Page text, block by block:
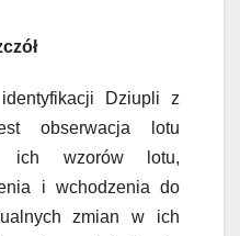
Dziupli z
obserwacja lotu
ich wzorów lotu,
i wchodzenia do
zmian w ich